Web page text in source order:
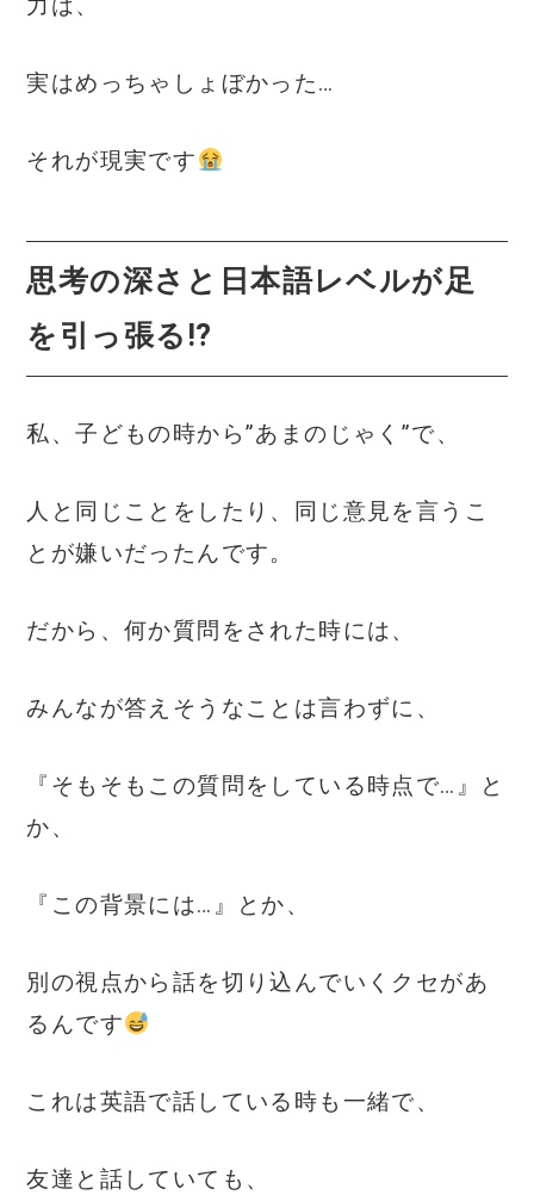
力は、
実はめっちゃしょぼかった…
それが現実です
思考の深さと日本語レベルが足
を引っ張る⁉
私、子どもの時から”あまのじゃく”で、
人と同じことをしたり、同じ意見を言うこ
とが嫌いだったんです。
だから、何か質問をされた時には、
みんなが答えそうなことは言わずに、
『そもそもこの質問をしている時点で…』と
か、
『この背景には…』とか、
別の視点から話を切り込んでいくクセがあ
るんです
これは英語で話している時も一緒で、
友達と話していても、